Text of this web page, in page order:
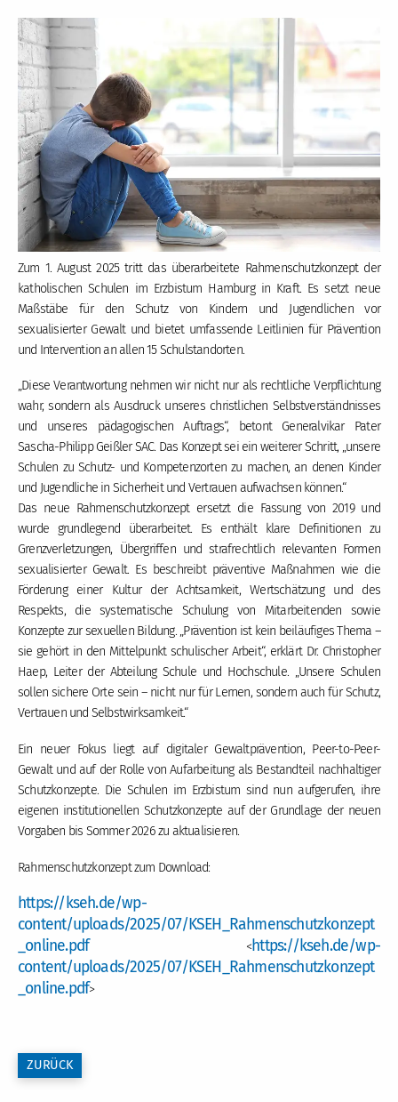
Zum 1. August 2025 tritt das überarbeitete Rahmenschutzkonzept der
katholischen Schulen im Erzbistum Hamburg in Kraft. Es setzt neue
Maßstäbe für den Schutz von Kindern und Jugendlichen vor
sexualisierter Gewalt und bietet umfassende Leitlinien für Prävention
und Intervention an allen 15 Schulstandorten.
„Diese Verantwortung nehmen wir nicht nur als rechtliche Verpflichtung
wahr, sondern als Ausdruck unseres christlichen Selbstverständnisses
und unseres pädagogischen Auftrags“, betont Generalvikar Pater
Sascha-Philipp Geißler SAC. Das Konzept sei ein weiterer Schritt, „unsere
Schulen zu Schutz- und Kompetenzorten zu machen, an denen Kinder
und Jugendliche in Sicherheit und Vertrauen aufwachsen können.“
Das neue Rahmenschutzkonzept ersetzt die Fassung von 2019 und
wurde grundlegend überarbeitet. Es enthält klare Definitionen zu
Grenzverletzungen, Übergriffen und strafrechtlich relevanten Formen
sexualisierter Gewalt. Es beschreibt präventive Maßnahmen wie die
Förderung einer Kultur der Achtsamkeit, Wertschätzung und des
Respekts, die systematische Schulung von Mitarbeitenden sowie
Konzepte zur sexuellen Bildung. „Prävention ist kein beiläufiges Thema –
sie gehört in den Mittelpunkt schulischer Arbeit“, erklärt Dr. Christopher
Haep, Leiter der Abteilung Schule und Hochschule. „Unsere Schulen
sollen sichere Orte sein – nicht nur für Lernen, sondern auch für Schutz,
Vertrauen und Selbstwirksamkeit.“
Ein neuer Fokus liegt auf digitaler Gewaltprävention, Peer-to-Peer-
Gewalt und auf der Rolle von Aufarbeitung als Bestandteil nachhaltiger
Schutzkonzepte. Die Schulen im Erzbistum sind nun aufgerufen, ihre
eigenen institutionellen Schutzkonzepte auf der Grundlage der neuen
Vorgaben bis Sommer 2026 zu aktualisieren.
Rahmenschutzkonzept zum Download:
https://kseh.de/wp-
content/uploads/2025/07/KSEH_Rahmenschutzkonzept
_online.pdf<https://kseh.de/wp-
content/uploads/2025/07/KSEH_Rahmenschutzkonzept
_online.pdf>
ZURÜCK